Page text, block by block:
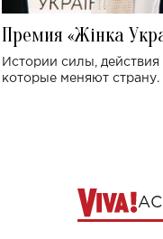
Премия «Жінка
Истории силы, действия
которые меняют страну.